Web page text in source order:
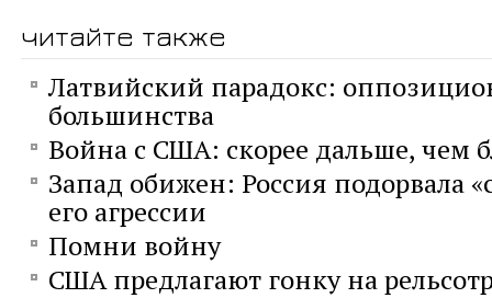
читайте также
Латвийский парадокс:
большинства
Война с США: скорее дальше, чем
Запад обижен: Россия подорвала
его агрессии
Помни войну
США предлагают гонку на